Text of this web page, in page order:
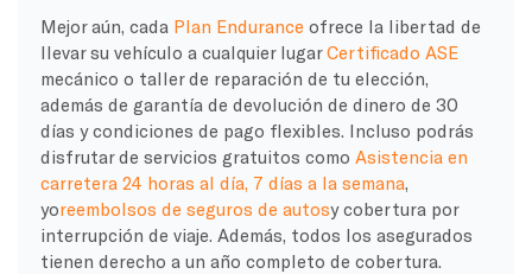
Mejor aún, cada Plan Endurance ofrece la libertad de
llevar su vehículo a cualquier lugarCertificado ASE
mecánico o taller de reparación de tu elección,
además de garantía de devolución de dinero de 30
días y condiciones de pago flexibles. Incluso podrás
disfrutar de servicios gratuitos como Asistencia en
carretera 24 horas al día, 7 días a la semana,
yoreembolsos de seguros de autosy cobertura por
interrupción de viaje. Además, todos los asegurados
tienen derecho a un año completo de cobertura.